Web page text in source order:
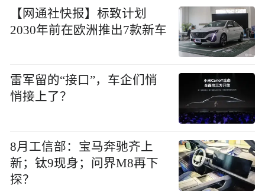
【网通社快报】标致计划
2030年前在欧洲推出7款新车
雷军留的“接口”，车企们悄
悄接上了？
8月工信部：宝马奔驰齐上
新；钛9现身；问界M8再下
探？